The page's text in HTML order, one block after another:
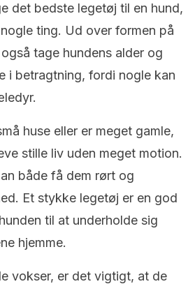
det bedste legetøj til en hund,
ting. Ud over formen på
tage hundens alder og
i betragtning, fordi nogle kan
huse eller er meget gamle,
stille liv uden meget motion.
både få dem rørt og
Et stykke legetøj er en god
til at underholde sig
hjemme.
vokser, er det vigtigt, at de